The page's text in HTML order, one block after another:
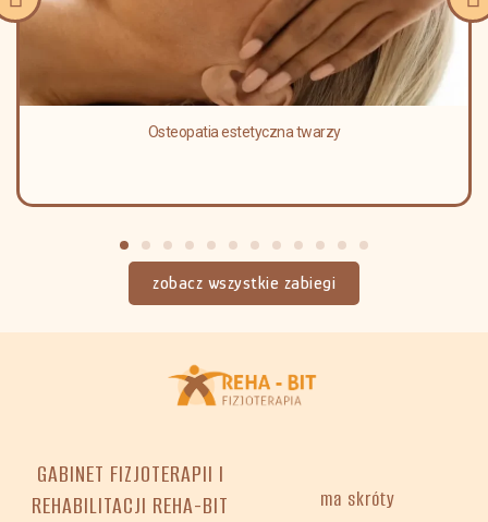
Osteopatia estetyczna twarzy
zobacz wszystkie zabiegi
GABINET FIZJOTERAPII I
REHABILITACJI REHA-BIT
ma skróty